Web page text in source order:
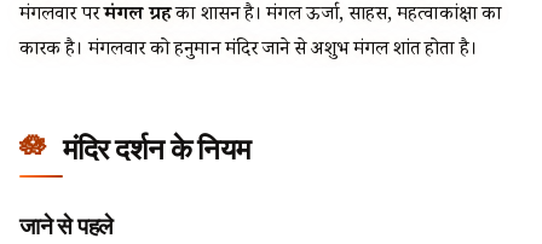
मंगलवार परमंगल ग्रहका शासन है। मंगल ऊर्जा, साहस, महत्वाकांक्षा का
कारक है। मंगलवार को हनुमान मंदिर जाने से अशुभ मंगल शांत होता है।
मंदिर दर्शन के नियम
जाने से पहले